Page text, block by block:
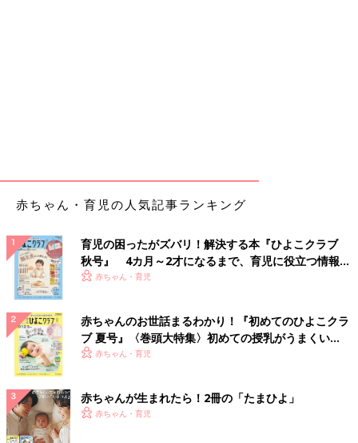
赤ちゃん・育児の人気記事ランキング
育児の困ったがズバリ！解決する本『ひよこクラブ
秋号』 4カ月～2才になるまで、育児に役立つ情報が
いっぱい！
赤ちゃん・育児
赤ちゃんのお世話まるわかり！『初めてのひよこクラ
ブ 夏号』〈巻頭大特集〉初めての授乳がうまくい
く！ おっぱい・ミルクの基本と夏のトラブル 解決テ
赤ちゃん・育児
赤ちゃんが生まれたら！2冊の「たまひよ」
赤ちゃん・育児